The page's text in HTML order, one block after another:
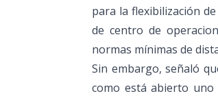
para la flexibilización
de centro de
normas mínimas de
Sin embargo, señaló
como está abierto